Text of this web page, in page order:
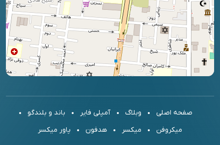
صفحه اصلی وبلاگ آمپلی فایر
باند و بلندگو
میکروفن
میکسر هدفون پاور میکسر